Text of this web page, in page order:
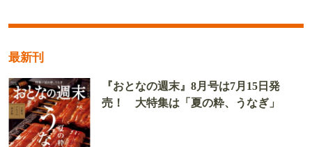
最新刊
『おとなの週末』8月号は7月15日発
売！ 大特集は「夏の粋、うなぎ」